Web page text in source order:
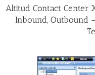
Altitud Contact Center
Inbound, Outbound